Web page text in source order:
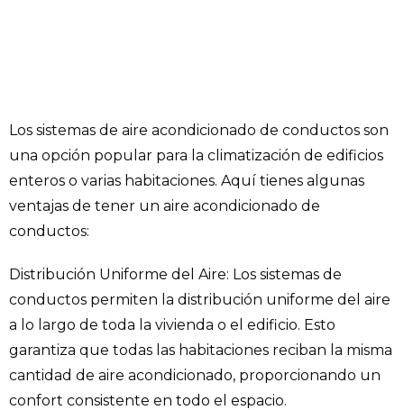
Los sistemas de aire acondicionado de conductos son
una opción popular para la climatización de edificios
enteros o varias habitaciones. Aquí tienes algunas
ventajas de tener un aire acondicionado de
conductos:
Distribución Uniforme del Aire: Los sistemas de
conductos permiten la distribución uniforme del aire
a lo largo de toda la vivienda o el edificio. Esto
garantiza que todas las habitaciones reciban la misma
cantidad de aire acondicionado, proporcionando un
confort consistente en todo el espacio.